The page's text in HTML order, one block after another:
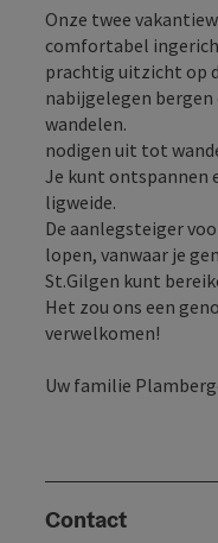
Onze twee
comfortabel
prachtig uitzicht op
nabijgelegen
wandelen.
nodigen uit tot
Je kunt ontspannen
ligweide.
De aanlegsteiger
lopen, vanwaar je
St.Gilgen kunt
Het zou ons een
verwelkomen!
Uw familie
Contact